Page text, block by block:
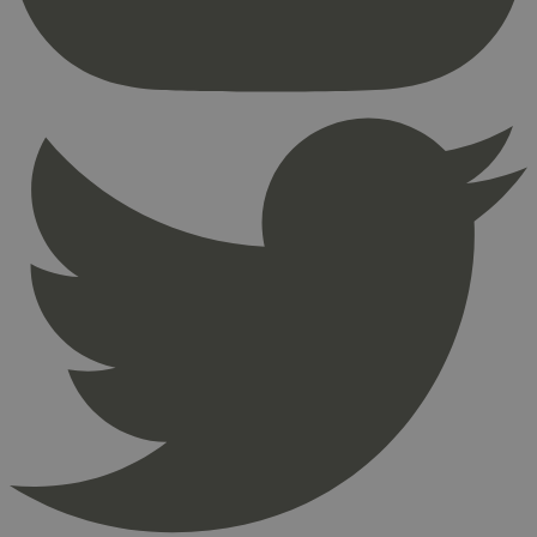
Navn
Domene
Utløpsdato
Hotjar Ltd
minutter
sekunder
minutter
sekunder
pageviewCount
.svanemerket.no
nelapi-product-archive-filters
svanemerket.no
nelapi-last-visited-category